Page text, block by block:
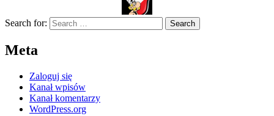
Search for:
Meta
Zaloguj się
Kanał wpisów
Kanał komentarzy
WordPress.org